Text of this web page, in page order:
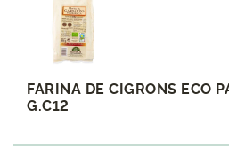
FARINA DE CIGRONS ECO
G.C12